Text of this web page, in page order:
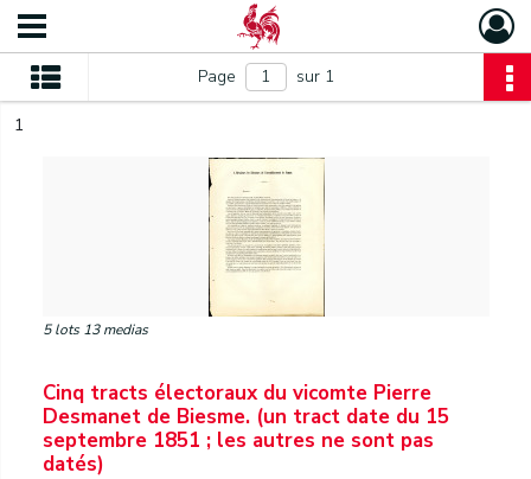
Page sur 1
1
5 lots 13 medias
Cinq tracts électoraux du vicomte Pierre
Desmanet de Biesme. (un tract date du 15
septembre 1851 ; les autres ne sont pas
datés)